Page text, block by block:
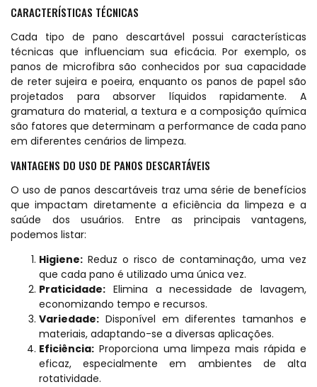
CARACTERÍSTICAS TÉCNICAS
Cada tipo de pano descartável possui características
técnicas que influenciam sua eficácia. Por exemplo, os
panos de microfibra são conhecidos por sua capacidade
de reter sujeira e poeira, enquanto os panos de papel são
projetados para absorver líquidos rapidamente. A
gramatura do material, a textura e a composição química
são fatores que determinam a performance de cada pano
em diferentes cenários de limpeza.
VANTAGENS DO USO DE PANOS DESCARTÁVEIS
O uso de panos descartáveis traz uma série de benefícios
que impactam diretamente a eficiência da limpeza e a
saúde dos usuários. Entre as principais vantagens,
podemos listar:
Higiene: Reduz o risco de contaminação, uma vez
que cada pano é utilizado uma única vez.
Praticidade: Elimina a necessidade de lavagem,
economizando tempo e recursos.
Variedade: Disponível em diferentes tamanhos e
materiais, adaptando-se a diversas aplicações.
Eficiência: Proporciona uma limpeza mais rápida e
eficaz, especialmente em ambientes de alta
rotatividade.